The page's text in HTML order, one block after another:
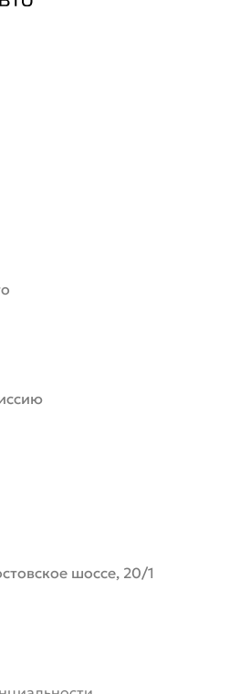
шоссе, 20/1